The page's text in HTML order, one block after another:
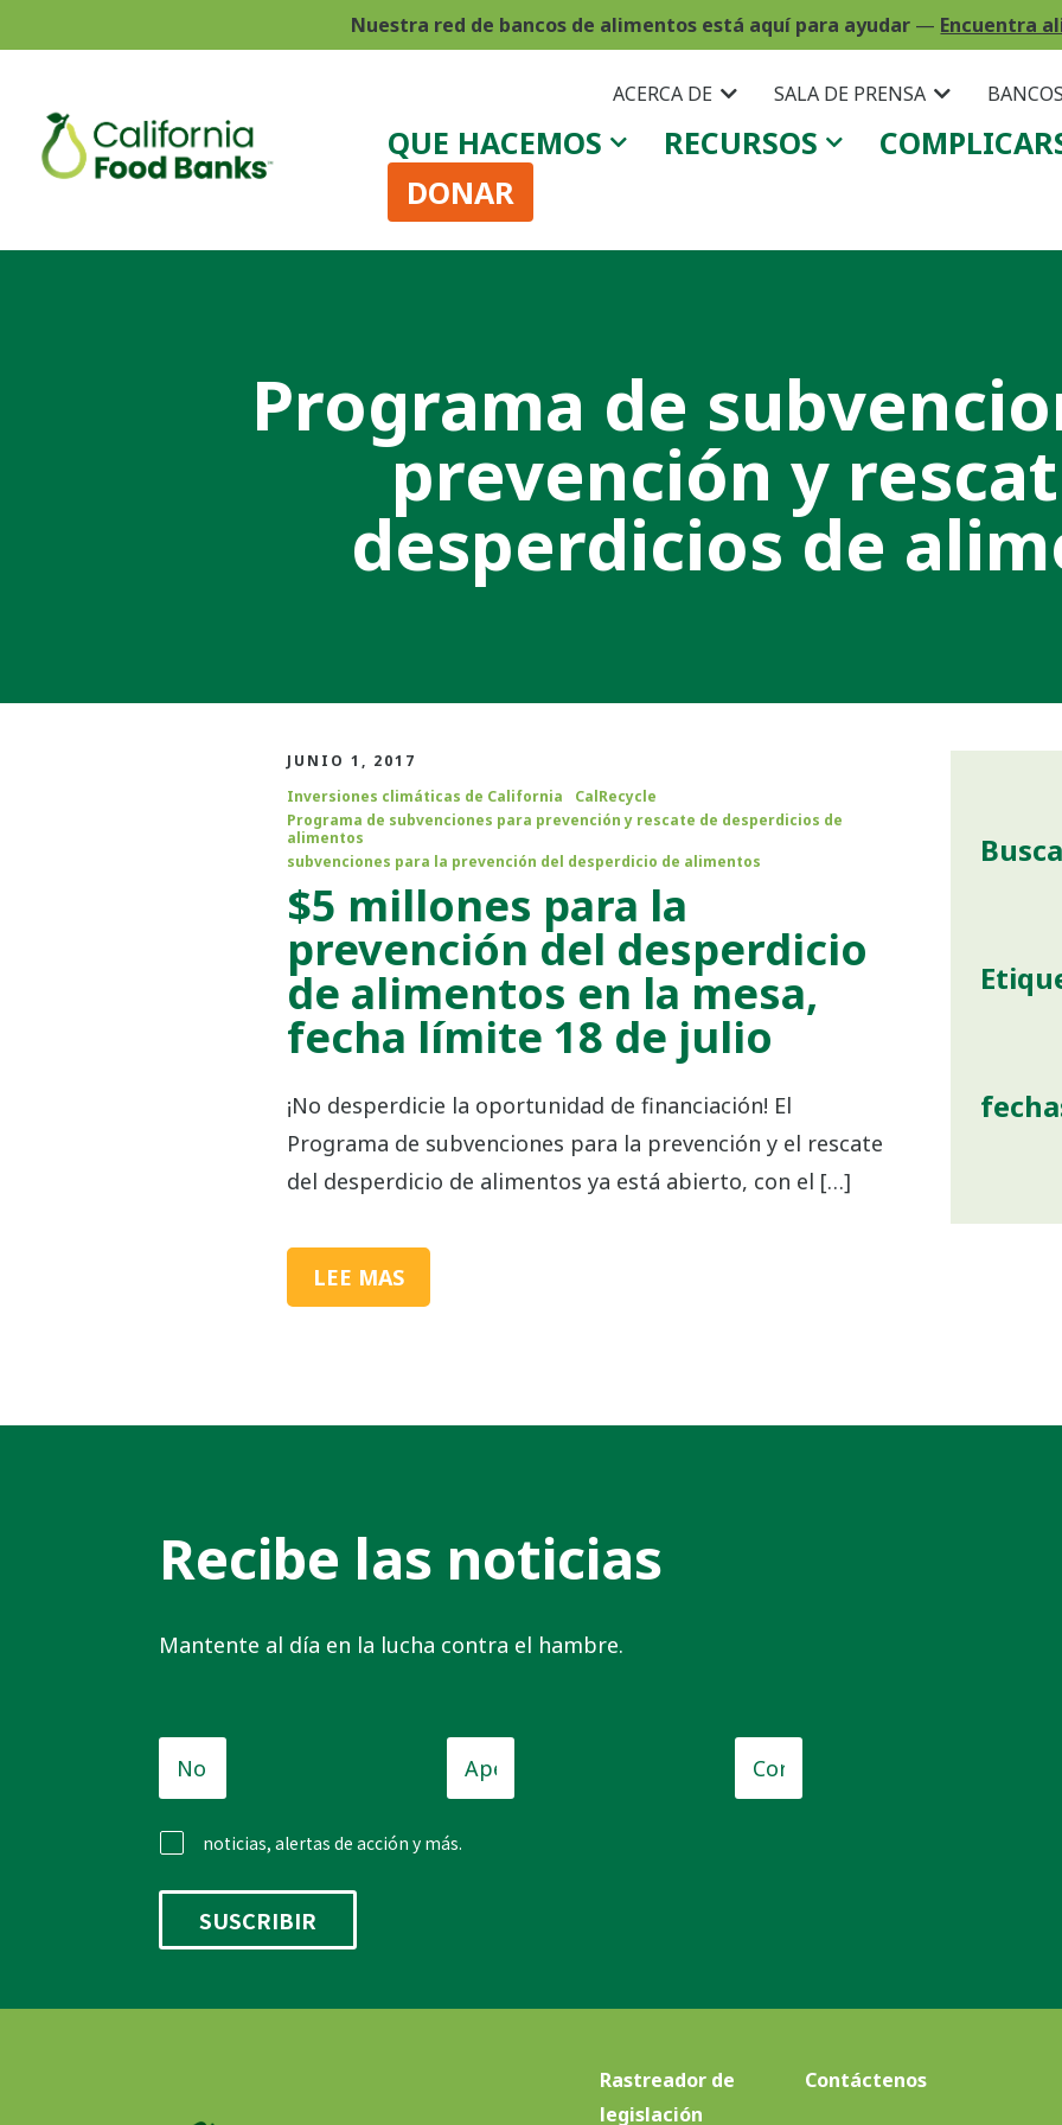
Nuestra red de bancos de alimentos está aquí para ayudar — Encuentra
ACERCA DE SALA DE PRENSA
QUE HACEMOS RECURSOS
DONAR
Programa de
prevención y
desperdicios de
JUNIO 1, 2017
Inversiones climáticas de California
CalRecycle
Programa de subvenciones para prevención y rescate de desperdicios de
alimentos
subvenciones para la prevención del desperdicio de alimentos
$5 millones para la
prevención del desperdicio
de alimentos en la mesa,
fecha límite 18 de julio
¡No desperdicie la oportunidad de financiación! El
Programa de subvenciones para la prevención y el rescate
del desperdicio de alimentos ya está abierto, con el […]
LEE MAS
Recibe las noticias
Mantente al día en la lucha contra el hambre.
Nombre
de
pila
Apellido
Correo
electrónico
noticias, alertas de acción y más.
Rastreador de
legislación
Contáctenos